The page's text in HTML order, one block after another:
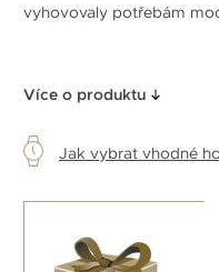
vyhovovaly potřebám
Více o produktu
Jak vybrat vhodné